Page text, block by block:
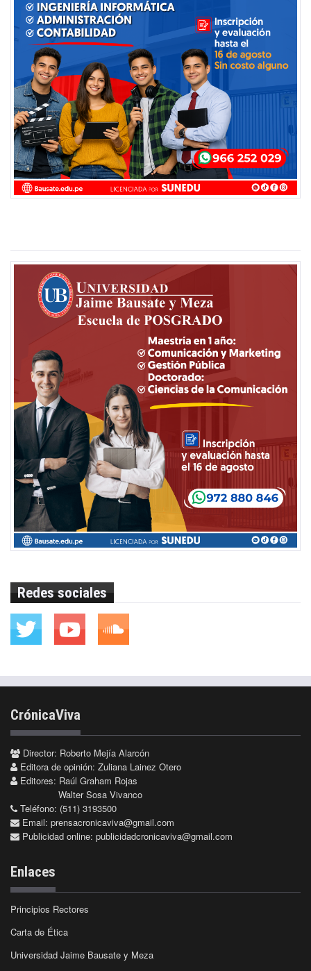
Redes sociales
CrónicaViva
Director: Roberto Mejía Alarcón
Editora de opinión: Zuliana Lainez Otero
Editores: Raúl Graham Rojas
Walter Sosa Vivanco
Teléfono: (511) 3193500
Email: prensacronicaviva@gmail.com
Publicidad online: publicidadcronicaviva@gmail.com
Enlaces
Principios Rectores
Carta de Ética
Universidad Jaime Bausate y Meza